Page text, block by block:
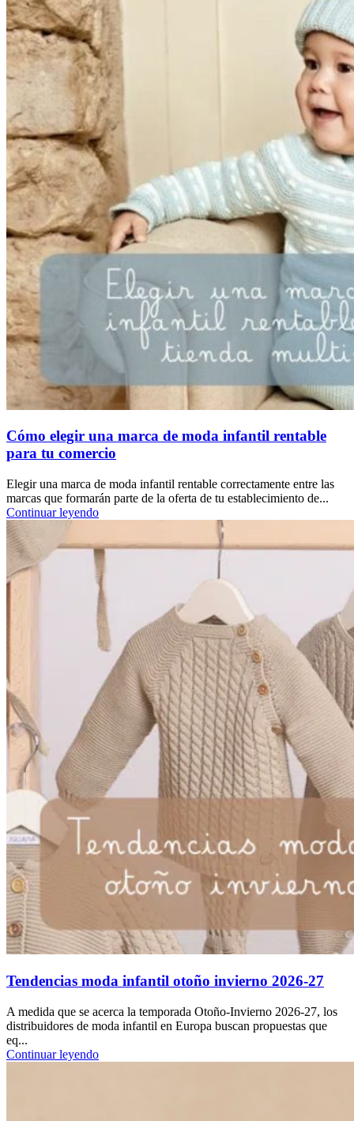
Cómo elegir una marca de moda infantil rentable
para tu comercio
Elegir una marca de moda infantil rentable correctamente entre las
marcas que formarán parte de la oferta de tu establecimiento de...
Continuar leyendo
Tendencias moda infantil otoño invierno 2026-27
A medida que se acerca la temporada Otoño-Invierno 2026-27, los
distribuidores de moda infantil en Europa buscan propuestas que
eq...
Continuar leyendo